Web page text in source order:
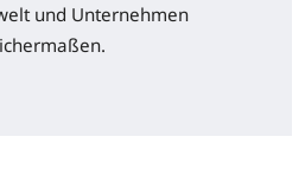
und Unternehmen